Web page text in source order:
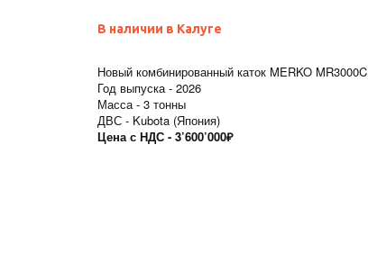
В наличии в Калуге
Новый комбинированный каток MERKO MR3000C
Год выпуска - 2026
Масса - 3 тонны
ДВС - Kubota (Япония)
Цена с НДС - 3’600’000₽